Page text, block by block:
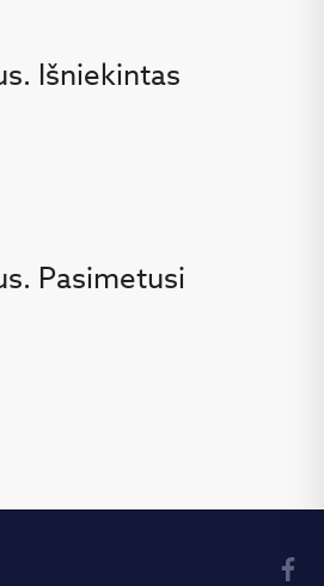
Išniekintas
Pasimetusi